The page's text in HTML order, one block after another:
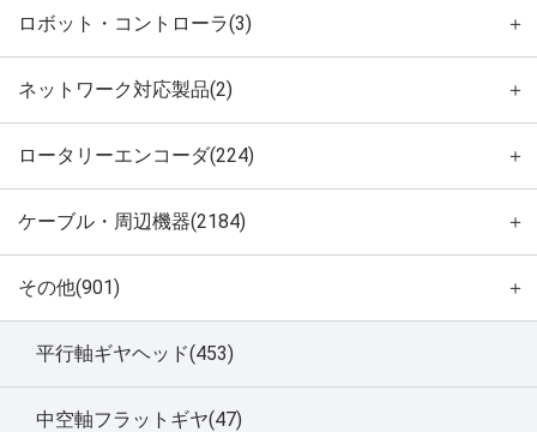
ロボット・コントローラ(3) ＋
ネットワーク対応製品(2) ＋
ロータリーエンコーダ(224) ＋
ケーブル・周辺機器(2184) ＋
その他(901) ＋
平行軸ギヤヘッド(453)
中空軸フラットギヤ(47)